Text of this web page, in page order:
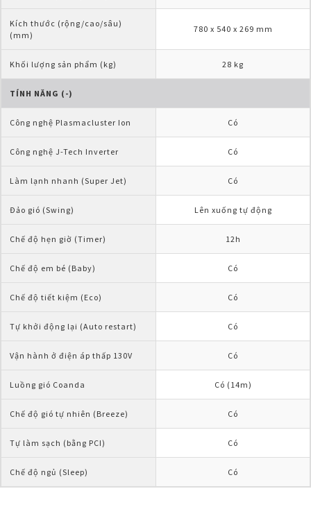
Kích thước (rộng/cao/sâu)
(mm)
780 x 540 x 269 mm
Khối lượng sản phẩm (kg) 28 kg
TÍNH NĂNG (-)
Công nghệ Plasmacluster Ion Có
Công nghệ J-Tech Inverter Có
Làm lạnh nhanh (Super Jet) Có
Đảo gió (Swing) Lên xuống tự động
Chế độ hẹn giờ (Timer) 12h
Chế độ em bé (Baby) Có
Chế độ tiết kiệm (Eco) Có
Tự khởi động lại (Auto restart) Có
Vận hành ở điện áp thấp 130V Có
Luồng gió Coanda Có (14m)
Chế độ gió tự nhiên (Breeze) Có
Tự làm sạch (bằng PCI) Có
Chế độ ngủ (Sleep) Có